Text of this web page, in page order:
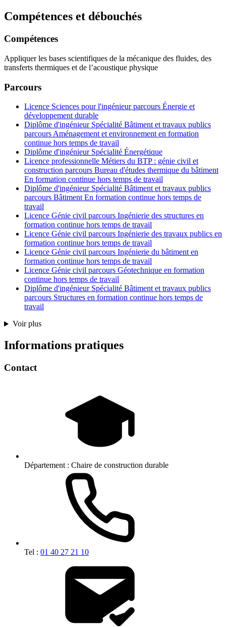
Compétences et débouchés
Compétences
Appliquer les bases scientifiques de la mécanique des fluides, des
transferts thermiques et de l’acoustique physique
Parcours
Licence Sciences pour l'ingénieur parcours Énergie et
développement durable
Diplôme d'ingénieur Spécialité Bâtiment et travaux publics
parcours Aménagement et environnement en formation
continue hors temps de travail
Diplôme d'ingénieur Spécialité Énergétique
Licence professionnelle Métiers du BTP : génie civil et
construction parcours Bureau d'études thermique du bâtiment
En formation continue hors temps de travail
Diplôme d'ingénieur Spécialité Bâtiment et travaux publics
parcours Bâtiment En formation continue hors temps de
travail
Licence Génie civil parcours Ingénierie des structures en
formation continue hors temps de travail
Licence Génie civil parcours Ingénierie des travaux publics en
formation continue hors temps de travail
Licence Génie civil parcours Ingénierie du bâtiment en
formation continue hors temps de travail
Licence Génie civil parcours Géotechnique en formation
continue hors temps de travail
Diplôme d'ingénieur Spécialité Bâtiment et travaux publics
parcours Structures en formation continue hors temps de
travail
Voir plus
Informations pratiques
Contact
Département : Chaire de construction durable
Tel : 01 40 27 21 10